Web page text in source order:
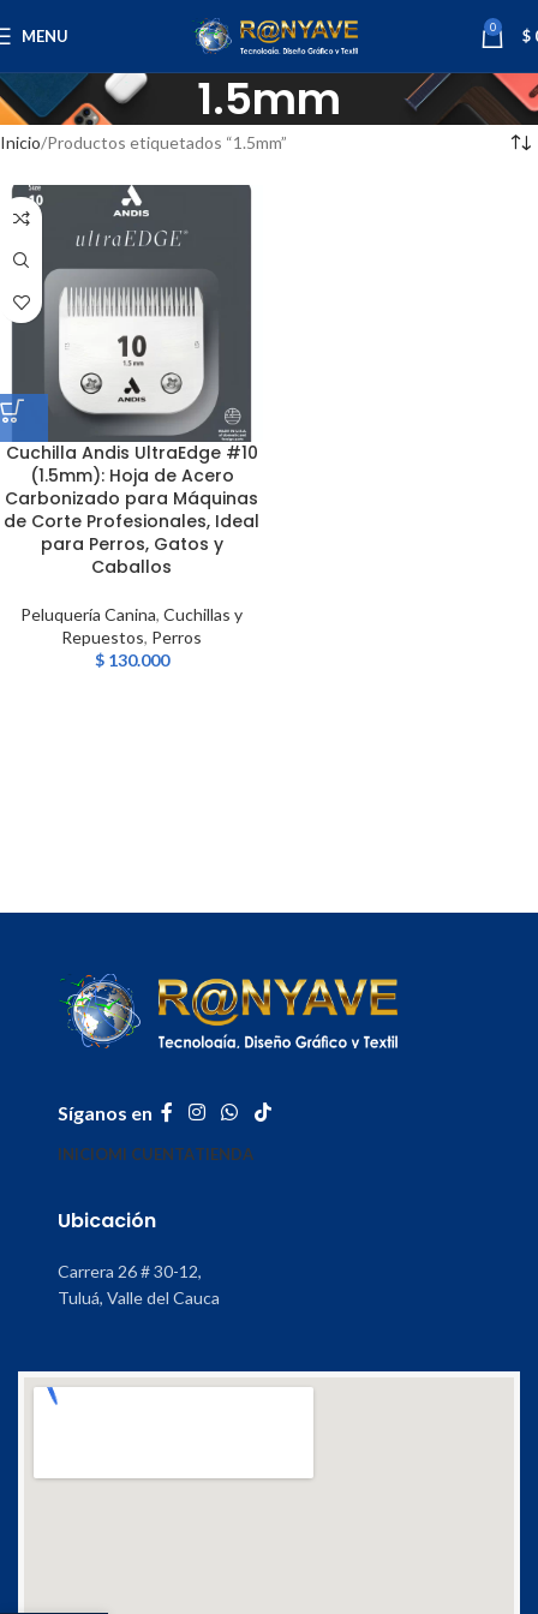
MENU 0 $
1.5mm
Inicio Productos etiquetados “1.5mm”
Cuchilla Andis UltraEdge #10
(1.5mm): Hoja de Acero
Carbonizado para Máquinas
de Corte Profesionales, Ideal
para Perros, Gatos y
Caballos
Peluquería Canina, Cuchillas y
Repuestos, Perros
$130.000
Síganos en
INICIOMI CUENTATIENDA
Ubicación
Carrera 26 # 30-12,
Tuluá, Valle del Cauca